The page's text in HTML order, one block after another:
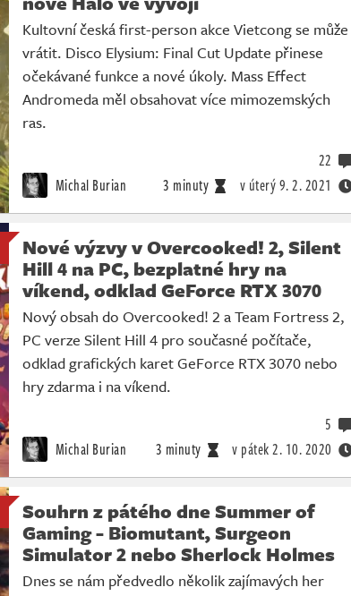
Kultovní česká first-person akce Vietcong se může
vrátit. Disco Elysium: Final Cut Update přinese
očekávané funkce a nové úkoly. Mass Effect
Andromeda měl obsahovat více mimozemských
ras.
Michal Burian 3 minuty v úterý9. 2. 2021
22
Nové výzvy v Overcooked! 2, Silent
Hill 4 na PC, bezplatné hry na
víkend, odklad GeForce RTX 3070
Nový obsah do Overcooked! 2 a Team Fortress 2,
PC verze Silent Hill 4 pro současné počítače,
odklad grafických karet GeForce RTX 3070 nebo
hry zdarma i na víkend.
Michal Burian 3 minuty v pátek2. 10. 2020
5
Souhrn z pátého dne Summer of
Gaming - Biomutant, Surgeon
Simulator 2 nebo Sherlock Holmes
Dnes se nám předvedlo několik zajímavých her